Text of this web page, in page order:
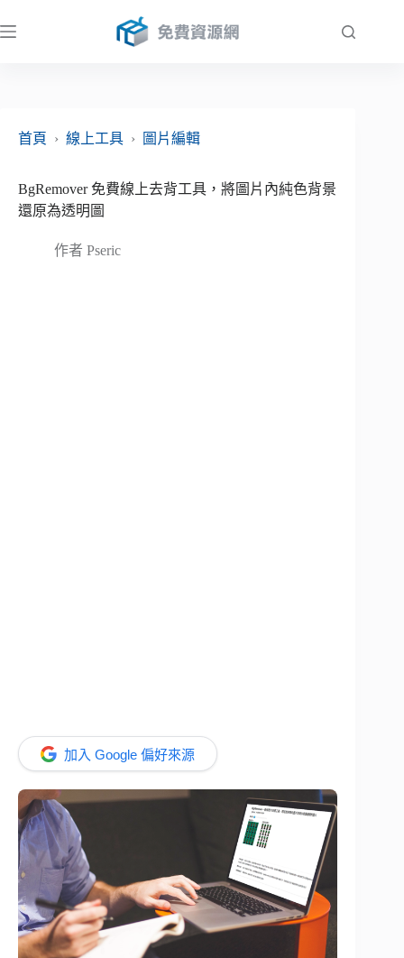
至
首頁
› 線上工具 › 圖片編輯
BgRemover 免費線上去背工具，將圖片內純色背景
還原為透明圖
作者 Pseric
加入 Google 偏好來源